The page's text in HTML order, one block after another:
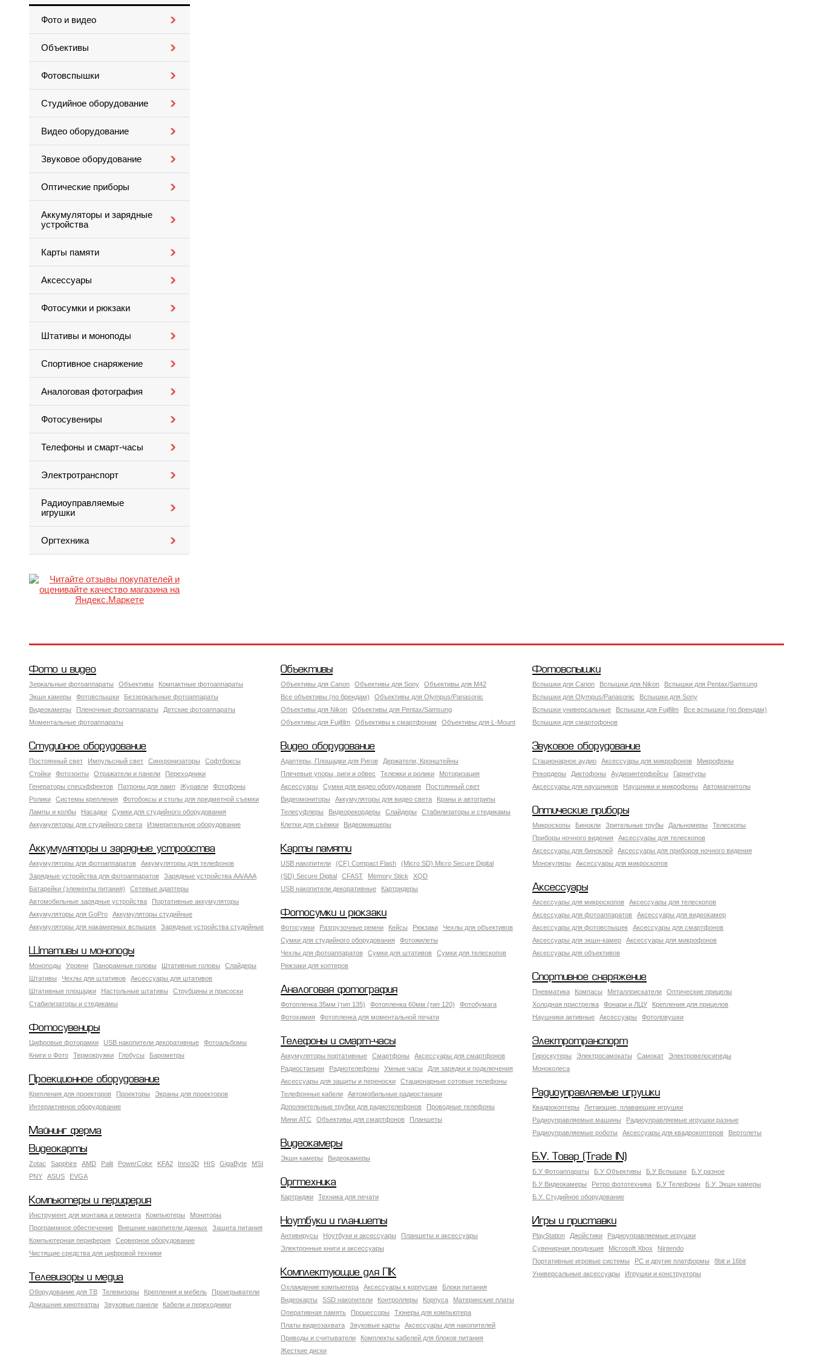
Фото и видео
Объективы
Фотовспышки
Студийное оборудование
Видео оборудование
Звуковое оборудование
Оптические приборы
Аккумуляторы и зарядные
устройства
Карты памяти
Аксессуары
Фотосумки и рюкзаки
Штативы и моноподы
Спортивное снаряжение
Аналоговая фотография
Фотосувениры
Телефоны и смарт-часы
Электротранспорт
Радиоуправляемые
игрушки
Оргтехника
Фото и видео
Зеркальные фотоаппараты Объективы
Компактные фотоаппараты
Экшн камеры
Фотовспышки
Беззеркальные фотоаппараты
Видеокамеры
Пленочные фотоаппараты
Детские фотоаппараты
Моментальные фотоаппараты
Объективы
Объективы для Canon Объективы для Sony
Объективы для M42
Все объективы (по брендам)
Объективы для Olympus/Panasonic
Объективы для Nikon
Объективы для Pentax/Samsung
Объективы для Fujifilm
Объективы к смартфонам Объективы для L-Mount
Фотовспышки
Вспышки для Canon Вспышки для Nikon
Вспышки для Pentax/Samsung
Вспышки для Olympus/Panasonic
Вспышки для Sony
Вспышки универсальные
Вспышки для Fujifilm
Все вспышки (по брендам)
Вспышки для смартофонов
Студийное оборудование
Постоянный свет Импульсный свет Синхронизаторы
Софтбоксы
Стойки
Фотозонты Отражатели и панели
Переходники
Генераторы спецэффектов
Патроны для ламп Журавли
Фотофоны
Ролики
Системы крепления
Фотобоксы и столы для предметной съемки
Лампы и колбы
Насадки
Сумки для студийного оборудования
Аккумуляторы для студийного света
Измерительное оборудование
Видео оборудование
Адаптеры, Площадки для Ригов
Держатели, Кронштейны
Плечевые упоры, риги и обвес
Тележки и ролики
Моторизация
Аксессуары
Сумки для видео оборудования
Постоянный свет
Видеомониторы
Аккумуляторы для видео света
Краны и автогрипы
Телесуфлеры
Видеорекордеры Слайдеры
Стабилизаторы и стедикамы
Клетки для съёмки
Видеомикшеры
Звуковое оборудование
Стационарное аудио Аксессуары для микрофонов
Микрофоны
Рекордеры
Диктофоны Аудиоинтерфейсы
Гарнитуры
Аксессуары для наушников
Наушники и микрофоны Автомагнитолы
Оптические приборы
Микроскопы Бинокли Зрительные трубы Дальномеры
Телескопы
Приборы ночного видения
Аксессуары для телескопов
Аксессуары для биноклей
Аксессуары для приборов ночного видения
Монокуляры
Аксессуары для микроскопов
Аккумуляторы и зарядные устройства
Аккумуляторы для фотоаппаратов
Аккумуляторы для телефонов
Зарядные устройства для фотоаппаратов
Зарядные устройства AA/AAA
Батарейки (элементы питания)
Сетевые адаптеры
Автомобильные зарядные устройства
Портативные аккумуляторы
Аккумуляторы для GoPro
Аккумуляторы студийные
Аккумуляторы для накамерных вспышек
Зарядные устройства студийные
Карты памяти
USB накопители (CF) Compact Flash
(Micro SD) Micro Secure Digital
(SD) Secure Digital
CFAST Memory Stick
XQD
USB накопители декоративные
Картридеры Аксессуары
Аксессуары для микроскопов
Аксессуары для телескопов
Аксессуары для фотоаппаратов
Аксессуары для видеокамер
Аксессуары для фотовспышек
Аксессуары для смартфонов
Аксессуары для экшн-камер
Аксессуары для микрофонов
Аксессуары для объективов
Фотосумки и рюкзаки
Фотосумки Разгрузочные ремни Кейсы Рюкзаки
Чехлы для объективов
Сумки для студийного оборудования
Фотожилеты
Чехлы для фотоаппаратов
Сумки для штативов
Сумки для телескопов
Рюкзаки для коптеров
Штативы и моноподы
Моноподы Уровни Панорамные головы Штативные головы
Слайдеры
Штативы
Чехлы для штативов
Аксессуары для штативов
Штативные площадки
Настольные штативы
Струбцины и присоски
Стабилизаторы и стедикамы
Спортивное снаряжение
Пневматика Компасы Металлоискатели
Оптические прицелы
Холодная пристрелка
Фонари и ЛЦУ
Крепления для прицелов
Наушники активные
Аксессуары Фотоловушки
Аналоговая фотография
Фотопленка 35мм (тип 135) Фотопленка 60мм (тип 120)
Фотобумага
Фотохимия
Фотопленка для моментальной печати
Фотосувениры
Цифровые фоторамки USB накопители декоративные
Фотоальбомы
Книги о Фото
Термокружки Глобусы Барометры
Телефоны и смарт-часы
Аккумуляторы портативные Смартфоны
Аксессуары для смартфонов
Радиостанции
Радиотелефоны Умные часы
Для зарядки и подключения
Аксессуары для защиты и переноски
Стационарные сотовые телефоны
Телефонные кабели
Автомобильные радиостанции
Дополнительные трубки для радиотелефонов
Проводные телефоны
Мини АТС
Объективы для смартфонов Планшеты
Электротранспорт
Гироскутеры Электросамокаты Самокат
Электровелосипеды
Моноколеса
Проекционное оборудование
Крепления для проекторов Проекторы
Экраны для проекторов
Интерактивное оборудование
Радиоуправляемые игрушки
Квадрокоптеры
Летающие, плавающие игрушки
Радиоуправляемые машины
Радиоуправляемые игрушки разные
Радиоуправляемые роботы
Аксессуары для квадрокоптеров Вертолеты
Майнинг ферма
Видеокамеры
Экшн камеры Видеокамеры
Видеокарты
Zotac Sapphire AMD Palit PowerColor KFA2 Inno3D HIS GigaByte
MSI
PNY
ASUS EVGA
Б.У. Товар (Trade IN)
Б.У Фотоаппараты Б.У Объективы Б.У Вспышки
Б.У разное
Б.У Видеокамеры
Ретро фототехника Б.У Телефоны
Б.У. Экшн камеры
Б.У. Студийное оборудование
Оргтехника
Картриджи Техника для печати
Компьютеры и периферия
Инструмент для монтажа и ремонта Компьютеры
Мониторы
Программное обеспечение
Внешние накопители данных
Защита питания
Компьютерная периферия
Серверное оборудование
Чистящие средства для цифровой техники
Ноутбуки и планшеты
Антивирусы Ноутбуки и аксессуары
Планшеты и аксессуары
Электронные книги и аксессуары
Игры и приставки
PlayStation Джойстики
Радиоуправляемые игрушки
Сувенирная продукция
Microsoft Xbox
Nintendo
Портативные игровые системы
PC и другие платформы
8bit и 16bit
Универсальные аксессуары
Игрушки и конструкторы
Комплектующие для ПК
Охлаждение компьютера Аксессуары к корпусам
Блоки питания
Видеокарты
SSD накопители Контроллеры Корпуса
Материнские платы
Оперативная память
Процессоры
Тюнеры для компьютера
Платы видеозахвата
Звуковые карты
Аксессуары для накопителей
Приводы и считыватели
Комплекты кабелей для блоков питания
Жесткие диски
Телевизоры и медиа
Оборудование для ТВ Телевизоры Крепления и мебель
Проигрыватели
Домашние кинотеатры
Звуковые панели Кабели и переходники